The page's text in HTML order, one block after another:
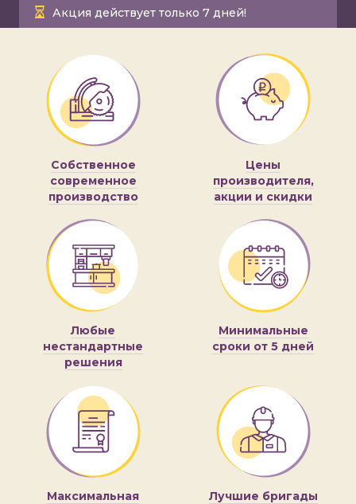
Акция действует только 7 дней!
Собственное
современное
производство
Цены
производителя,
акции и скидки
Любые
нестандартные
решения
Минимальные
сроки от 5 дней
Максимальная
Лучшие бригады